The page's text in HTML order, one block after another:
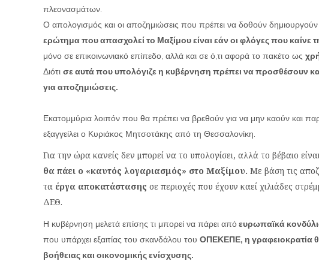
πλεονασμάτων.
Ο απολογισμός και οι αποζημιώσεις που πρέπει να δοθούν
ερώτημα που απασχολεί το Μαξίμου είναι εάν οι φλόγες που
μόνο σε επικοινωνιακό επίπεδο, αλλά και σε ό,τι αφορά το πακέτο ως
Διότι σε αυτά που υπολόγιζε η κυβέρνηση πρέπει να προσθέσουν
για αποζημιώσεις.
Εκατομμύρια λοιπόν που θα πρέπει να βρεθούν για να μην καούν και
εξαγγείλει ο Κυριάκος Μητσοτάκης από τη Θεσσαλονίκη.
Για την ώρα κανείς δεν μπορεί να το υπολογίσει, αλλά το βέβαιο
θα πάει ο «καυτός λογαριασμός» στο Μαξίμου. Με βάση τις
τα έργα αποκατάστασης σε περιοχές που έχουν καεί χιλιάδες
ΔΕΘ.
Η κυβέρνηση μελετά επίσης τι μπορεί να πάρει απόευρωπαϊκά
που υπάρχει εξαιτίας του σκανδάλου του ΟΠΕΚΕΠΕ, η γραφειοκρατία
βοήθειας και οικονομικής ενίσχυσης.